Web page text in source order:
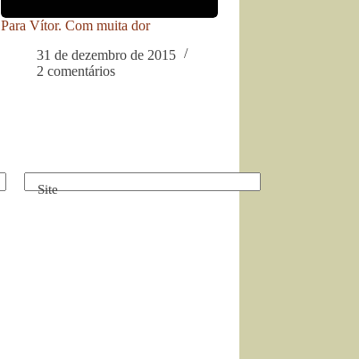
Para Vítor. Com muita dor
31 de dezembro de 2015
2 comentários
Site